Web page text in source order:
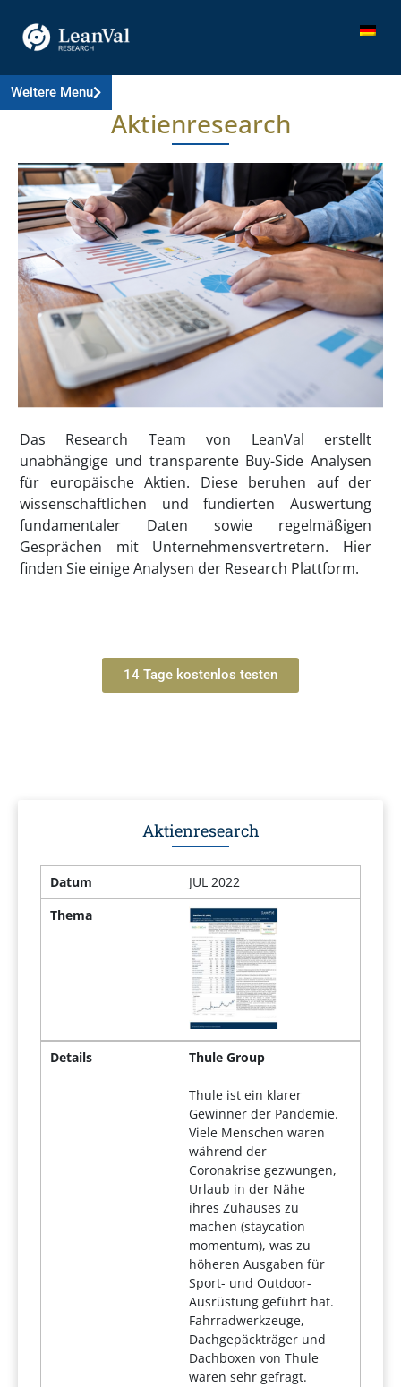
Weitere Menu
Aktienresearch​
Das Research Team von LeanVal erstellt
unabhängige und transparente Buy-Side Analysen
für europäische Aktien. Diese beruhen auf der
wissenschaftlichen und fundierten Auswertung
fundamentaler Daten sowie regelmäßigen
Gesprächen mit Unternehmensvertretern. Hier
finden Sie einige Analysen der Research Plattform.
14 Tage kostenlos testen
Aktienresearch
Datum
JUL 2022
Thema
Details Thule Group
Thule ist ein klarer
Gewinner der Pandemie.
Viele Menschen waren
während der
Coronakrise gezwungen,
Urlaub in der Nähe
ihres Zuhauses zu
machen (staycation
momentum), was zu
höheren Ausgaben für
Sport- und Outdoor-
Ausrüstung geführt hat.
Fahrradwerkzeuge,
Dachgepäckträger und
Dachboxen von Thule
waren sehr gefragt.